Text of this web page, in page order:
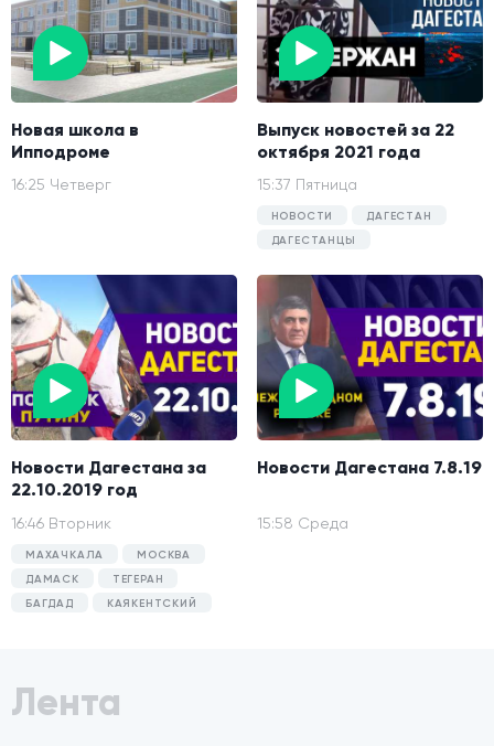
Новая школа в
Ипподроме
16:25 Четверг
Выпуск новостей за 22
октября 2021 года
15:37 Пятница
НОВОСТИ
ДАГЕСТАН
ДАГЕСТАНЦЫ
Новости Дагестана за
22.10.2019 год
16:46 Вторник
МАХАЧКАЛА
МОСКВА
ДАМАСК
ТЕГЕРАН
БАГДАД
КАЯКЕНТСКИЙ
Новости Дагестана 7.8.19
15:58 Среда
Лента